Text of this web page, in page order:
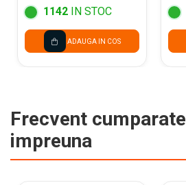
1142 IN STOC
ADAUGA IN COS
Frecvent cumparate
impreuna